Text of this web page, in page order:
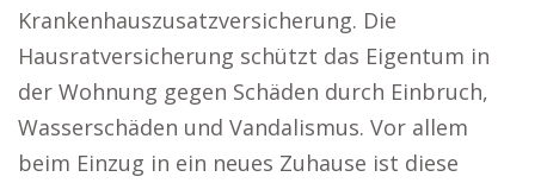
Krankenhauszusatzversicherung. Die
Hausratversicherung schützt das Eigentum in
der Wohnung gegen Schäden durch Einbruch,
Wasserschäden und Vandalismus. Vor allem
beim Einzug in ein neues Zuhause ist diese